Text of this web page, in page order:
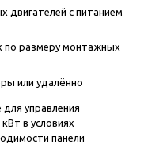
с питанием
по размеру монтажных
или удалённо
управления
в условиях
панели